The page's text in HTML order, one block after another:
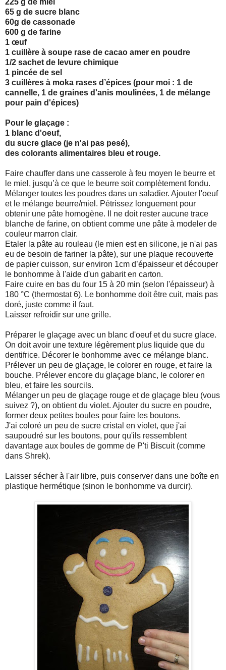
65 g de sucre blanc
60g de cassonade
600 g de farine
1 œuf
1 cuillère à soupe rase de cacao amer en poudre
1/2 sachet de levure chimique
1 pincée de sel
3 cuillères à moka rases d’épices (pour moi : 1 de
cannelle, 1 de graines d'anis moulinées, 1 de mélange
pour pain d'épices)
Pour le glaçage :
1 blanc d'oeuf,
du sucre glace (je n'ai pas pesé),
des colorants alimentaires bleu et rouge.
Faire chauffer dans une casserole à feu moyen le beurre et
le miel, jusqu’à ce que le beurre soit complètement fondu.
Mélanger toutes les poudres dans un saladier. Ajouter l'oeuf
et le mélange beurre/miel. Pétrissez longuement pour
obtenir une pâte homogène. Il ne doit rester aucune trace
blanche de farine, on obtient comme une pâte à modeler de
couleur marron clair.
Etaler la pâte au rouleau (le mien est en silicone, je n'ai pas
eu de besoin de fariner la pâte), sur une plaque recouverte
de papier cuisson, sur environ 1cm d’épaisseur et découper
le bonhomme à l'aide d'un gabarit en carton.
Faire cuire en bas du four 15 à 20 min (selon l'épaisseur) à
180 °C (thermostat 6). Le bonhomme doit être cuit, mais pas
doré, juste comme il faut.
Laisser refroidir sur une grille.
Préparer le glaçage avec un blanc d'oeuf et du sucre glace.
On doit avoir une texture légèrement plus liquide que du
dentifrice. Décorer le bonhomme avec ce mélange blanc.
Prélever un peu de glaçage, le colorer en rouge, et faire la
bouche. Prélever encore du glaçage blanc, le colorer en
bleu, et faire les sourcils.
Mélanger un peu de glaçage rouge et de glaçage bleu (vous
suivez ?), on obtient du violet. Ajouter du sucre en poudre,
former deux petites boules pour faire les boutons.
J'ai coloré un peu de sucre cristal en violet, que j'ai
saupoudré sur les boutons, pour qu'ils ressemblent
davantage aux boules de gomme de P'ti Biscuit (comme
dans Shrek).
Laisser sécher à l'air libre, puis conserver dans une boîte en
plastique hermétique (sinon le bonhomme va durcir).